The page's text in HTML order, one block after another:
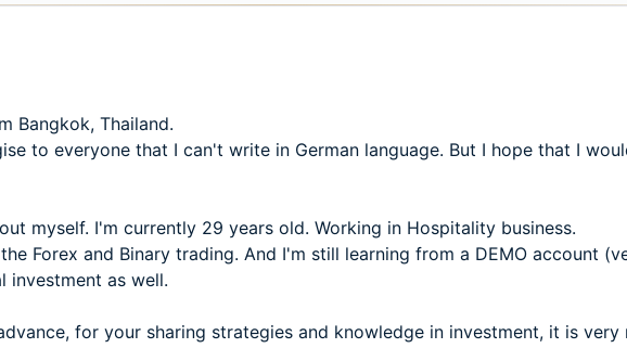
Bangkok, Thailand.
to everyone that I can't write in German language. But I hope that I
myself. I'm currently 29 years old. Working in Hospitality business.
Forex and Binary trading. And I'm still learning from a DEMO account
investment as well.
for your sharing strategies and knowledge in investment, it is very